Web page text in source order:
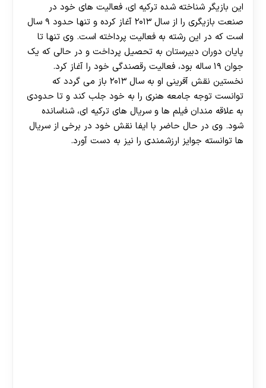
این بازیگر شناخته شده ترکیه ای، فعالیت های خود در
صنعت بازیگری را از سال ۲۰۱۳ آغاز کرده و تنها حدود ۹ سال
است که در این رشته به فعالیت پرداخته است. وی تنها تا
پایان دوران دبیرستان به تحصیل پرداخت و در حالی که یک
جوان ۱۹ ساله بود، فعالیت رقصندگی خود را آغاز کرد.
نخستین نقش آفرینی او به سال ۲۰۱۳ باز می گردد که
توانست توجه جامعه هنری را به خود جلب کند و تا حدودی
به علاقه مندان فیلم ها و سریال های ترکیه ای، شناسانده
شود. وی در حال حاضر با ایفا نقش خود در برخی از سریال
ها توانسته جوایز ارزشمندی را نیز به دست آورد.